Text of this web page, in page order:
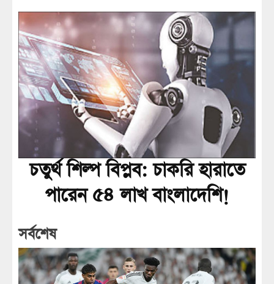
চতুর্থ শিল্প বিপ্লব: চাকরি হারাতে
পারেন ৫৪ লাখ বাংলাদেশি!
সর্বশেষ